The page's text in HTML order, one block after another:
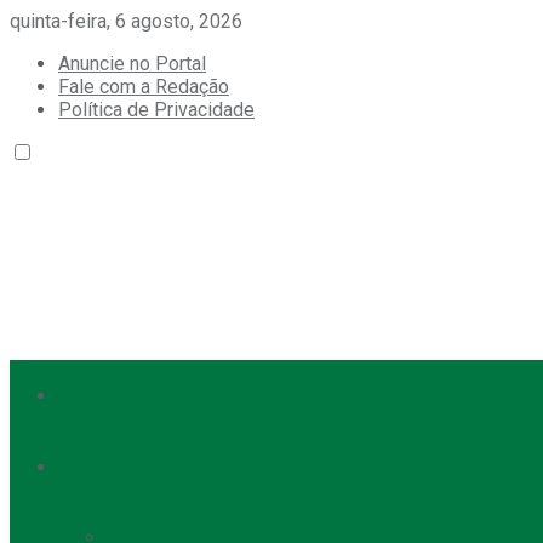
quinta-feira, 6 agosto, 2026
Anuncie no Portal
Fale com a Redação
Política de Privacidade